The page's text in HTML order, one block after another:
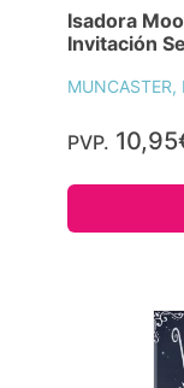
Isadora
Invitación
MUNCASTER,
PVP.